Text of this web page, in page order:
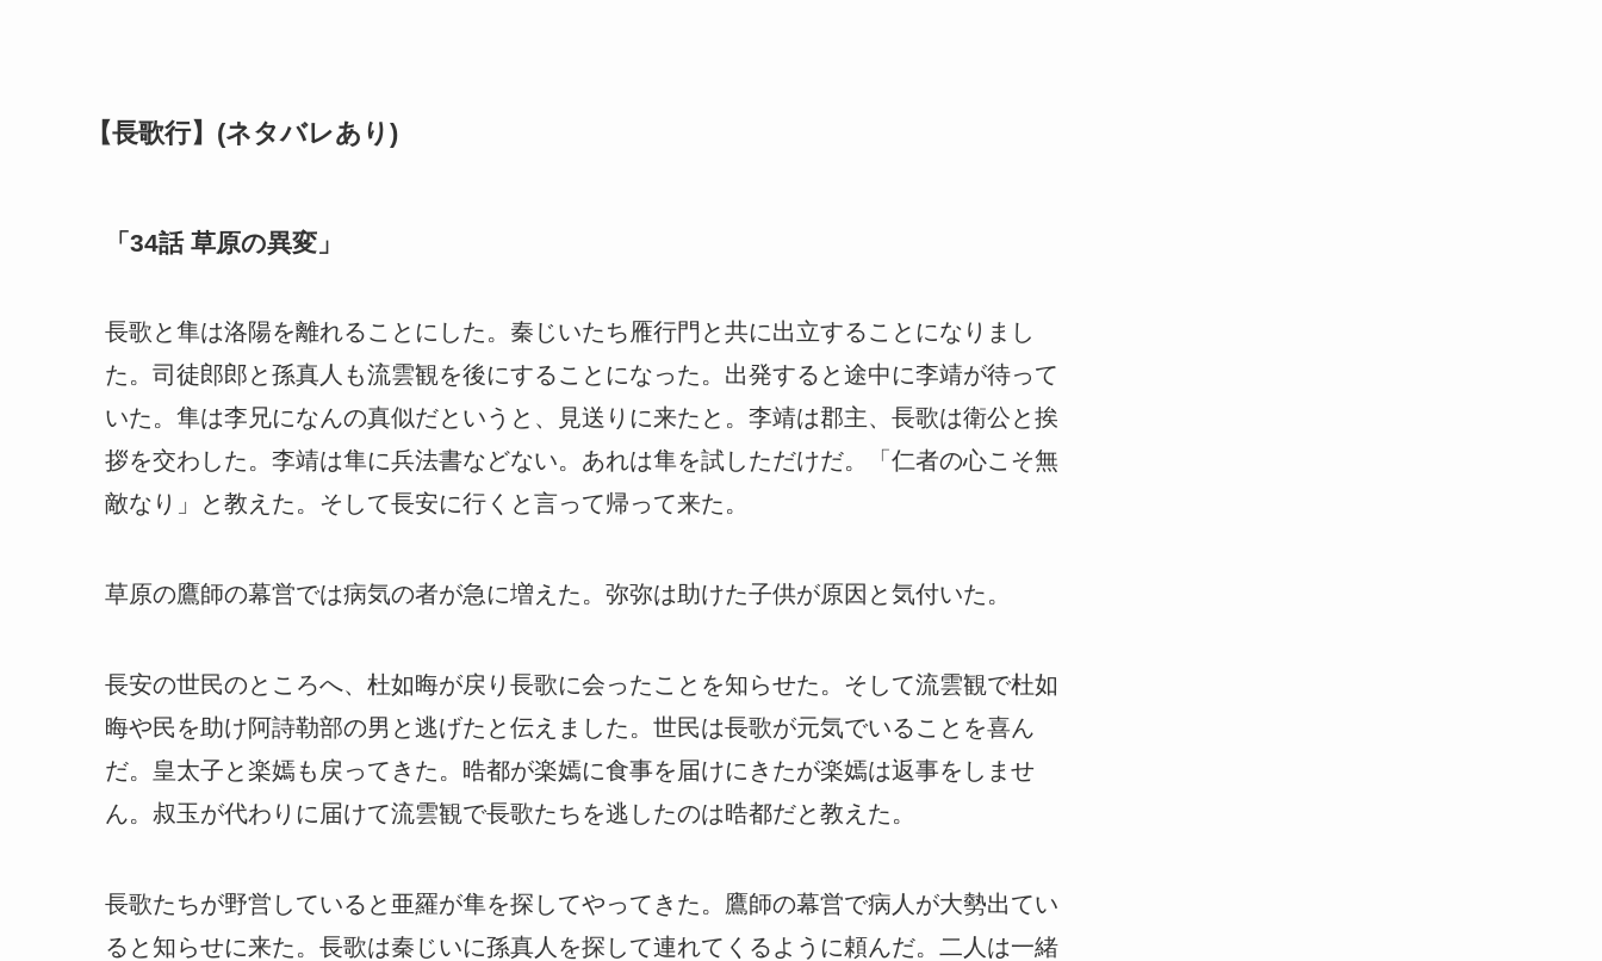
【長歌行】(ネタバレあり)
「34話 草原の異変」
長歌と隼は洛陽を離れることにした。秦じいたち雁行門と共に出立することになりまし
た。司徒郎郎と孫真人も流雲観を後にすることになった。出発すると途中に李靖が待って
いた。隼は李兄になんの真似だというと、見送りに来たと。李靖は郡主、長歌は衛公と挨
拶を交わした。李靖は隼に兵法書などない。あれは隼を試しただけだ。「仁者の心こそ無
敵なり」と教えた。そして長安に行くと言って帰って来た。
草原の鷹師の幕営では病気の者が急に増えた。弥弥は助けた子供が原因と気付いた。
長安の世民のところへ、杜如晦が戻り長歌に会ったことを知らせた。そして流雲観で杜如
晦や民を助け阿詩勒部の男と逃げたと伝えました。世民は長歌が元気でいることを喜ん
だ。皇太子と楽嫣も戻ってきた。晧都が楽嫣に食事を届けにきたが楽嫣は返事をしませ
ん。叔玉が代わりに届けて流雲観で長歌たちを逃したのは晧都だと教えた。
長歌たちが野営していると亜羅が隼を探してやってきた。鷹師の幕営で病人が大勢出てい
ると知らせに来た。長歌は秦じいに孫真人を探して連れてくるように頼んだ。二人は一緒